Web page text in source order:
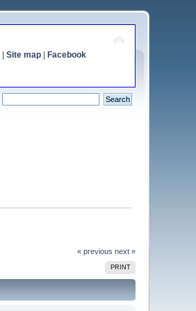
Site map| Facebook
« previous next »
PRINT